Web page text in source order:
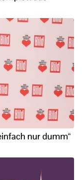
nur dumm“